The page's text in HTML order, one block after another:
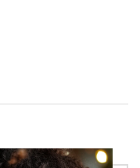
a
beauty
mohu